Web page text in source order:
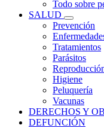
Todo sobre
SALUD
Prevención
Tratamientos
Parásitos
Higiene
Peluquería
Vacunas
DERECHOS Y
DEFUNCIÓN